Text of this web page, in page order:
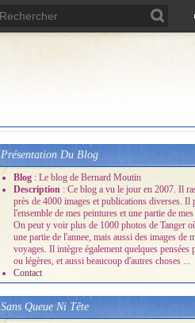
Présentation Du Blog
Blog : Le blog de Bernard Moutin
Description : Ce blog a vu le jour en 2007. Il
près de 4000 images et publications diverses. Il
l'ensemble de mes peintures et une partie de
On peut y voir plus de 1000 photos de Tanger
une partie de l'annee, mais aussi des images de
voyages. Il intègre également quelques pensées
ou légères, et aussi beaucoup d'autres choses ...
Contact
Sans Queue Ni Tête